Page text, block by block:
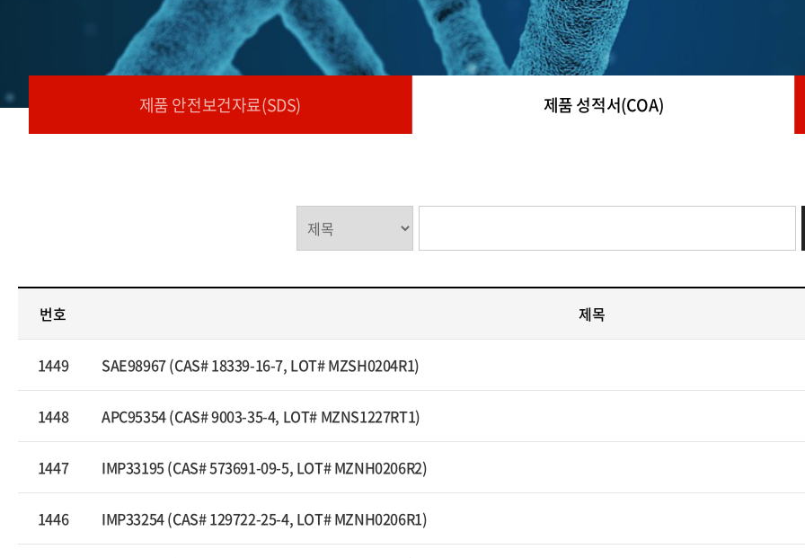
제품 안전보건자료(SDS) 제품 성적서(COA)
번호 제목
1449 SAE98967 (CAS# 18339-16-7, LOT# MZSH0204R1)
1448 APC95354 (CAS# 9003-35-4, LOT# MZNS1227RT1)
1447 IMP33195 (CAS# 573691-09-5, LOT# MZNH0206R2)
1446 IMP33254 (CAS# 129722-25-4, LOT# MZNH0206R1)